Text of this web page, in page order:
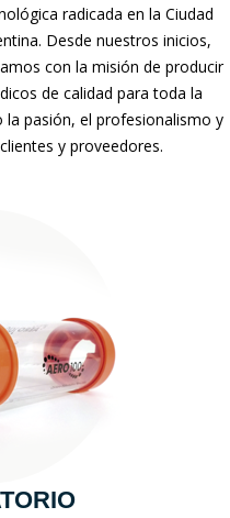
radicada en la Ciudad
Desde nuestros inicios,
con la misión de producir
de calidad para toda la
la pasión, el profesionalismo y
y proveedores.